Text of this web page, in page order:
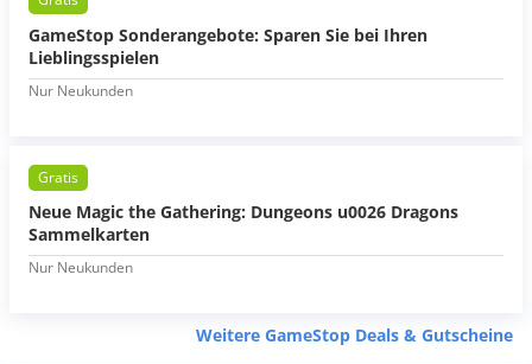
GameStop Sonderangebote: Sparen Sie bei Ihren
Lieblingsspielen
Nur Neukunden
Gratis
Neue Magic the Gathering: Dungeons u0026 Dragons
Sammelkarten
Nur Neukunden
Weitere GameStop Deals & Gutscheine